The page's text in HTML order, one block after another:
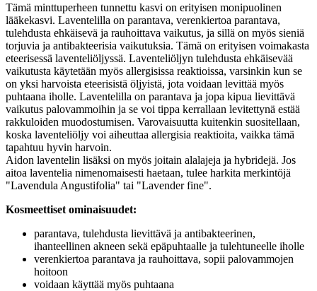
Tämä minttuperheen tunnettu kasvi on erityisen monipuolinen
lääkekasvi. Laventelilla on parantava, verenkiertoa parantava,
tulehdusta ehkäisevä ja rauhoittava vaikutus, ja sillä on myös sieniä
torjuvia ja antibakteerisia vaikutuksia. Tämä on erityisen voimakasta
eteerisessä laventeliöljyssä. Laventeliöljyn tulehdusta ehkäisevää
vaikutusta käytetään myös allergisissa reaktioissa, varsinkin kun se
on yksi harvoista eteerisistä öljyistä, jota voidaan levittää myös
puhtaana iholle. Laventelilla on parantava ja jopa kipua lievittävä
vaikutus palovammoihin ja se voi tippa kerrallaan levitettynä estää
rakkuloiden muodostumisen. Varovaisuutta kuitenkin suositellaan,
koska laventeliöljy voi aiheuttaa allergisia reaktioita, vaikka tämä
tapahtuu hyvin harvoin.
Aidon laventelin lisäksi on myös joitain alalajeja ja hybridejä. Jos
aitoa laventelia nimenomaisesti haetaan, tulee harkita merkintöjä
"Lavendula Angustifolia" tai "Lavender fine".
Kosmeettiset ominaisuudet:
parantava, tulehdusta lievittävä ja antibakteerinen,
ihanteellinen akneen sekä epäpuhtaalle ja tulehtuneelle iholle
verenkiertoa parantava ja rauhoittava, sopii palovammojen
hoitoon
voidaan käyttää myös puhtaana